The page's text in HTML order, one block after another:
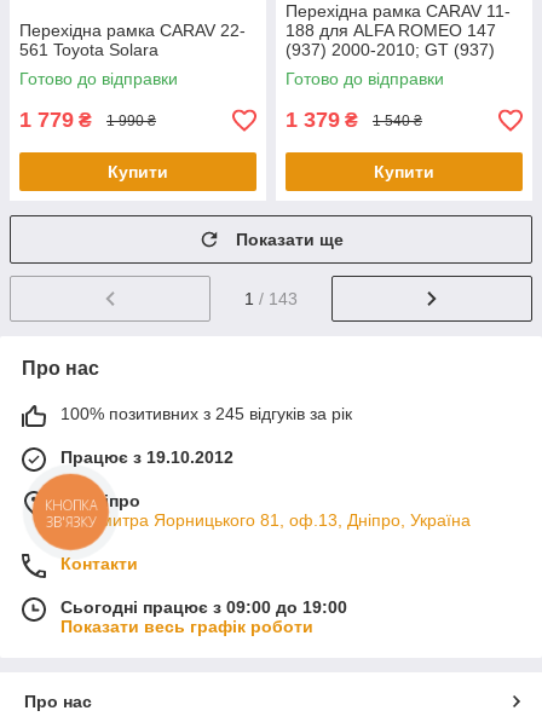
Перехідна рамка CARAV 22-
561 Toyota Solara
Готово до відправки
1 779 ₴ 1 990 ₴
Купити
Перехідна рамка CARAV 11-
188 для ALFA ROMEO 147
(937) 2000-2010; GT (937)
2004-2010
Готово до відправки
1 379 ₴ 1 540 ₴
Купити
Показати ще
1 / 143
Про нас
100% позитивних з 245 відгуків за рік
Працює з 19.10.2012
м. Дніпро
пр. Дмитра Яорницького 81, оф.13, Дніпро, Україна
Контакти
Сьогодні працює з 09:00 до 19:00
Показати весь графік роботи
Про нас
КНОПКА
ЗВ'ЯЗКУ